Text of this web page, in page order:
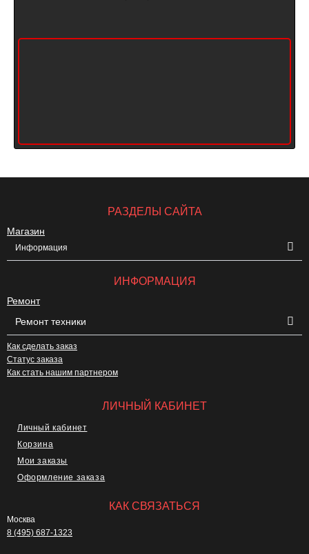
РАЗДЕЛЫ САЙТА
Магазин
Информация
ИНФОРМАЦИЯ
Ремонт
Ремонт техники
Как сделать заказ
Статус заказа
Как стать нашим партнером
ЛИЧНЫЙ КАБИНЕТ
Личный кабинет
Корзина
Мои заказы
Оформление заказа
КАК СВЯЗАТЬСЯ
Москва
8 (495) 687-1323